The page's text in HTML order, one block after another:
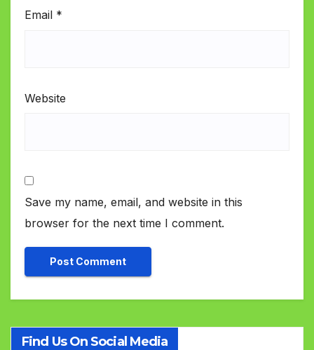
Email *
Website
Save my name, email, and website in this
browser for the next time I comment.
Find Us On Social Media